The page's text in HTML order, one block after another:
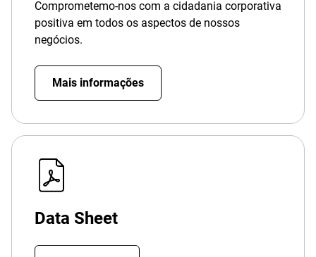
Comprometemo-nos com a cidadania corporativa
positiva em todos os aspectos de nossos
negócios.
Mais informações
Data Sheet